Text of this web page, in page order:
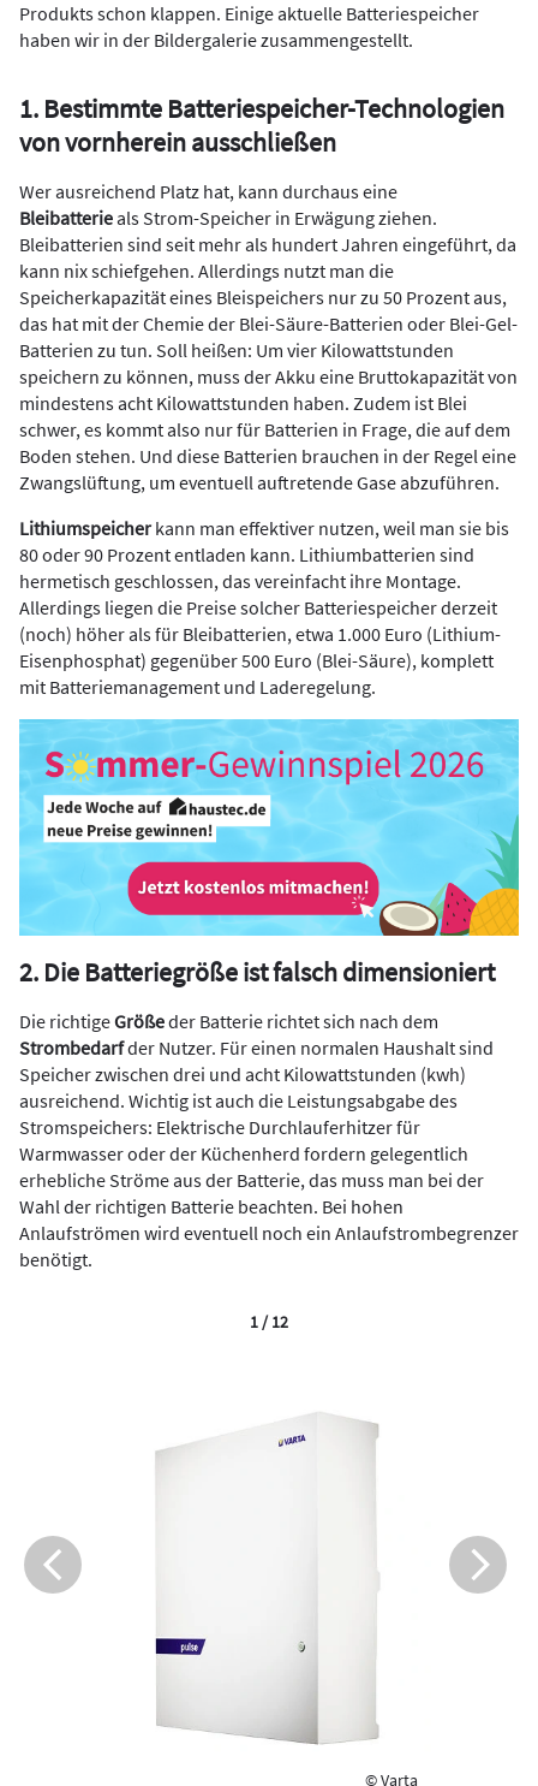
Produkts schon klappen. Einige aktuelle Batteriespeicher
haben wir in der Bildergalerie zusammengestellt.
1. Bestimmte Batteriespeicher-Technologien
von vornherein ausschließen
Wer ausreichend Platz hat, kann durchaus eine
Bleibatterieals Strom-Speicher in Erwägung ziehen.
Bleibatterien sind seit mehr als hundert Jahren eingeführt, da
kann nix schiefgehen. Allerdings nutzt man die
Speicherkapazität eines Bleispeichers nur zu 50 Prozent aus,
das hat mit der Chemie der Blei-Säure-Batterien oder Blei-Gel-
Batterien zu tun. Soll heißen: Um vier Kilowattstunden
speichern zu können, muss der Akku eine Bruttokapazität von
mindestens acht Kilowattstunden haben. Zudem ist Blei
schwer, es kommt also nur für Batterien in Frage, die auf dem
Boden stehen. Und diese Batterien brauchen in der Regel eine
Zwangslüftung, um eventuell auftretende Gase abzuführen.
Lithiumspeicherkann man effektiver nutzen, weil man sie bis
80 oder 90 Prozent entladen kann. Lithiumbatterien sind
hermetisch geschlossen, das vereinfacht ihre Montage.
Allerdings liegen die Preise solcher Batteriespeicher derzeit
(noch) höher als für Bleibatterien, etwa 1.000 Euro (Lithium-
Eisenphosphat) gegenüber 500 Euro (Blei-Säure), komplett
mit Batteriemanagement und Laderegelung.
2. Die Batteriegröße ist falsch dimensioniert
Die richtigeGrößeder Batterie richtet sich nach dem
Strombedarfder Nutzer. Für einen normalen Haushalt sind
Speicher zwischen drei und acht Kilowattstunden (kwh)
ausreichend. Wichtig ist auch die Leistungsabgabe des
Stromspeichers: Elektrische Durchlauferhitzer für
Warmwasser oder der Küchenherd fordern gelegentlich
erhebliche Ströme aus der Batterie, das muss man bei der
Wahl der richtigen Batterie beachten. Bei hohen
Anlaufströmen wird eventuell noch ein Anlaufstrombegrenzer
benötigt.
© Varta
1 / 12